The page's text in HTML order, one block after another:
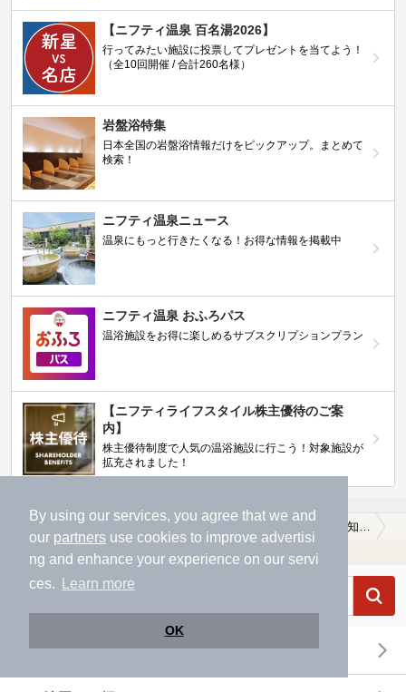
By using our services, you agree that we and
our partners use cookies to improve advertisi
ng and enhance your experience on our servi
ces.
Learn more
OK
【ニフティ温泉 百名湯2026】
行ってみたい施設に投票してプレゼントを当てよう！
（全10回開催 / 合計260名様）
岩盤浴特集
日本全国の岩盤浴情報だけをピックアップ。まとめて
検索！
ニフティ温泉ニュース
温泉にもっと行きたくなる！お得な情報を掲載中
ニフティ温泉 おふろパス
温浴施設をお得に楽しめるサブスクリプションプラン
【ニフティライフスタイル株主優待のご案
内】
株主優待制度で人気の温浴施設に行こう！対象施設が
拡充されました！
温泉TOP 東海 愛知郡東郷町 子連れOKな愛知郡東郷町の温泉、日帰り温泉、スーパー銭湯おすすめ
温浴施設を探す
エリアから探す